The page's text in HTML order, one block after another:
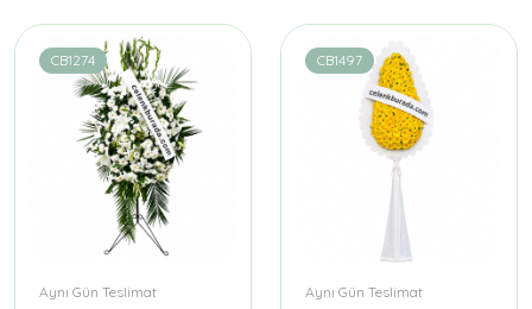
CB1274
Aynı Gün Teslimat
CB1497
Aynı Gün Teslimat